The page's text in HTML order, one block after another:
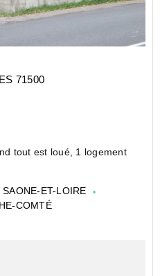
71500
tout est loué, 1 logement
de Louhans,
d'habitation
SAONE-ET-LOIRE
COMTÉ